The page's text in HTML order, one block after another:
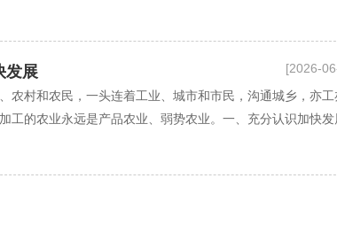
发展
[2026-
农村和农民，一头连着工业、城市和市民，沟通城乡，亦工
工的农业永远是产品农业、弱势农业。一、充分认识加快发